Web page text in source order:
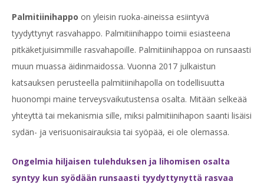
Palmitiinihappo on yleisin ruoka-aineissa esiintyvä
tyydyttynyt rasvahappo. Palmitiinihappo toimii esiasteena
pitkäketjuisimmille rasvahapoille. Palmitiinihappoa on runsaasti
muun muassa äidinmaidossa. Vuonna 2017 julkaistun
katsauksen perusteella palmitiinihapolla on todellisuutta
huonompi maine terveysvaikutustensa osalta. Mitään selkeää
yhteyttä tai mekanismia sille, miksi palmitiinihapon saanti lisäisi
sydän- ja verisuonisairauksia tai syöpää, ei ole olemassa.
Ongelmia hiljaisen tulehduksen ja lihomisen osalta
syntyy kun syödään runsaasti tyydyttynyttä rasvaa